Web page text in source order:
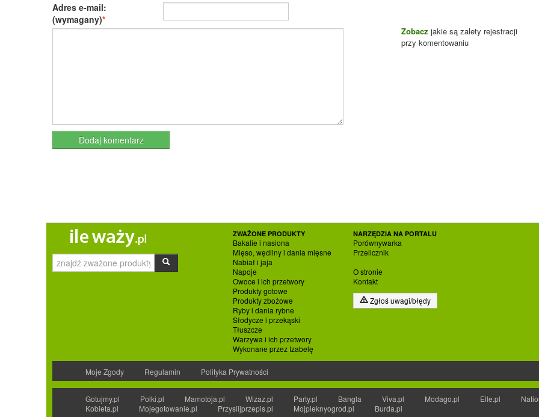
Adres e-mail:
(wymagany)
Zobacz jakie są zalety rejestracji
przy komentowaniu
ZWAŻONE PRODUKTY
Bakalie i nasiona
Mięso, wędliny i dania mięsne
Nabiał i jaja
Napoje
Owoce i ich przetwory
Produkty gotowe
Produkty zbożowe
Ryby i dania rybne
Słodycze i przekąski
Tłuszcze
Warzywa i ich przetwory
Wykonane przez Izabelę
NARZĘDZIA NA PORTALU
Porównywarka
Przelicznik
O stronie
Kontakt
Zgłoś uwagi/błędy
Moje Zgody Regulamin Polityka Prywatności
Gotujmy.pl Polki.pl Mamotoja.pl Wizaz.pl Party.pl Bangla Viva.pl Modago.pl Elle.pl
Kobieta.pl
Mojegotowanie.pl Przyslijprzepis.pl Mojpieknyogrod.pl Burda.pl